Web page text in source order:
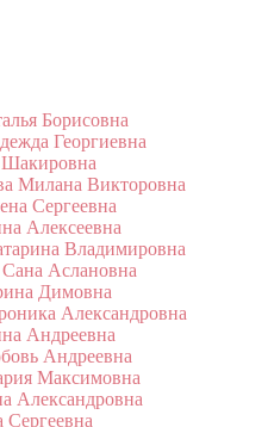
Борисовна
Георгиевна
Милана Викторовна
Сергеевна
Алексеевна
Владимировна
Аслановна
Димовна
Александровна
Андреевна
Андреевна
Максимовна
Александровна